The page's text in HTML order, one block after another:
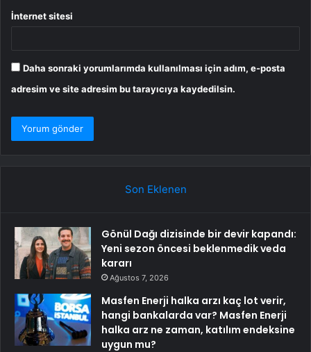
İnternet sitesi
Daha sonraki yorumlarımda kullanılması için adım, e-posta
adresim ve site adresim bu tarayıcıya kaydedilsin.
Son Eklenen
Gönül Dağı dizisinde bir devir kapandı:
Yeni sezon öncesi beklenmedik veda
kararı
Ağustos 7, 2026
Masfen Enerji halka arzı kaç lot verir,
hangi bankalarda var? Masfen Enerji
halka arz ne zaman, katılım endeksine
uygun mu?